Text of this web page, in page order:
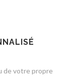
de votre propre